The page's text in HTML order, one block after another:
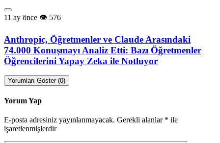
11 ay önce 576
Anthropic, Öğretmenler ve Claude Arasındaki
74.000 Konuşmayı Analiz Etti: Bazı Öğretmenler
Öğrencilerini Yapay Zeka ile Notluyor
Yorumları Göster (0)
Yorum Yap
E-posta adresiniz yayınlanmayacak. Gerekli alanlar * ile
işaretlenmişlerdir